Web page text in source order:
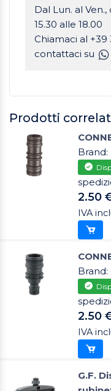
Dal Lun. al
15.30 alle 18.00
Chiamaci al
contattaci su
Prodotti
2.50
IVA
2.50
IVA
G.F.